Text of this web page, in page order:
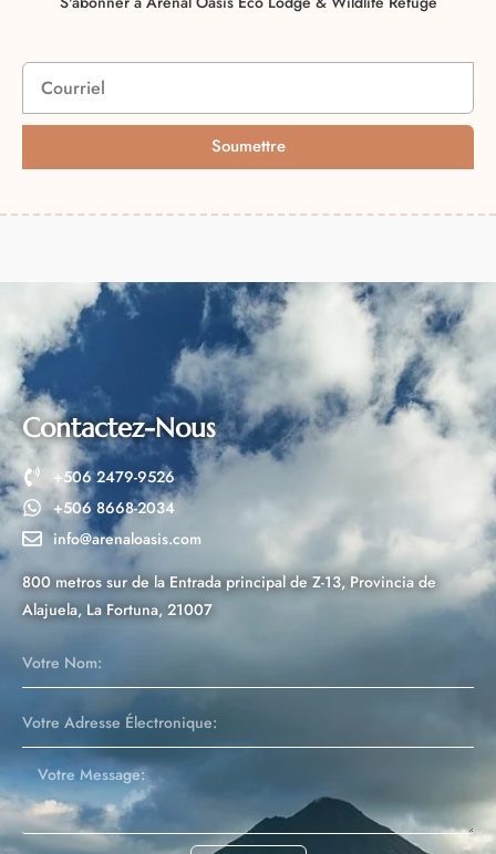
Soumettre
l
n
a
t
i
v
e
:
Contactez-Nous
+506 2479-9526
+506 8668-2034
info@arenaloasis.com
800 metros sur de la Entrada principal de Z-13, Provincia de
Alajuela, La Fortuna, 21007